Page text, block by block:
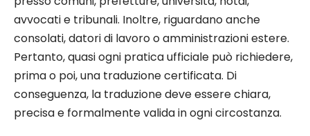
avvocati e tribunali. Inoltre, riguardano anche
consolati, datori di lavoro o amministrazioni estere.
Pertanto, quasi ogni pratica ufficiale può richiedere,
prima o poi, una traduzione certificata. Di
conseguenza, la traduzione deve essere chiara,
precisa e formalmente valida in ogni circostanza.